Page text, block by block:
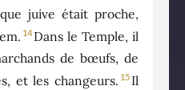
juive était proche,
14 Dans le Temple, il
de bœufs, de
et les changeurs. 15 Il